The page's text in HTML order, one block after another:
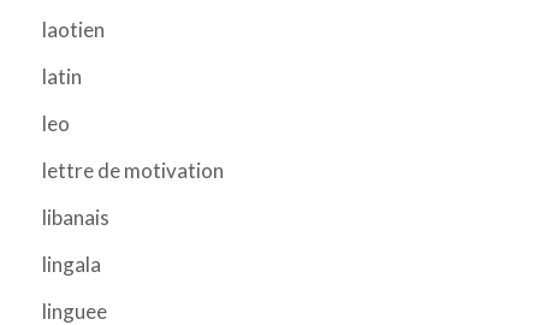
laotien
latin
leo
lettre de motivation
libanais
lingala
linguee